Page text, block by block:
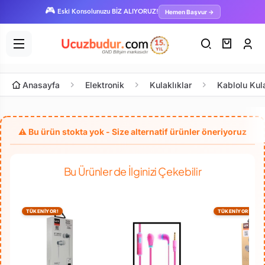
🎮 Eski Konsolunuzu BİZ ALIYORUZ! Hemen Başvur →
Anasayfa Elektronik Kulaklıklar Kablolu
Bu Ürünler de İlginizi Çekebilir
TÜKENİYOR! TÜKENİYOR!